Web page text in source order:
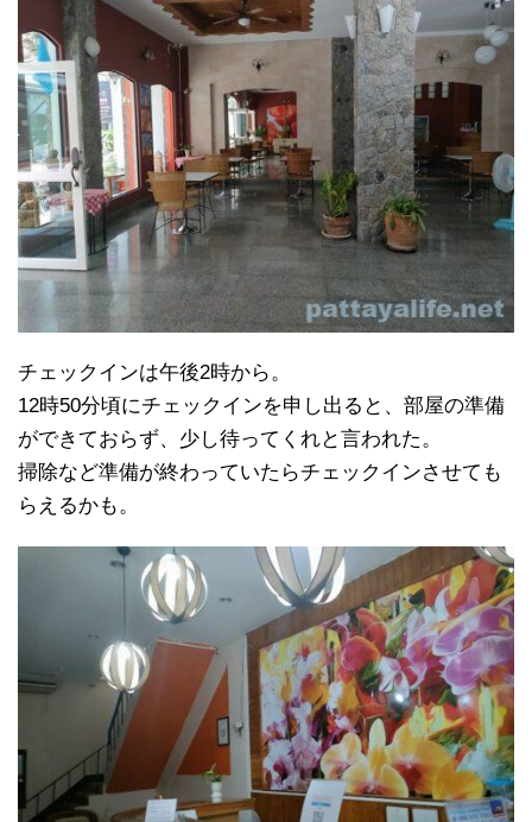
チェックインは午後2時から。
12時50分頃にチェックインを申し出ると、部屋の準備
ができておらず、少し待ってくれと言われた。
掃除など準備が終わっていたらチェックインさせても
らえるかも。